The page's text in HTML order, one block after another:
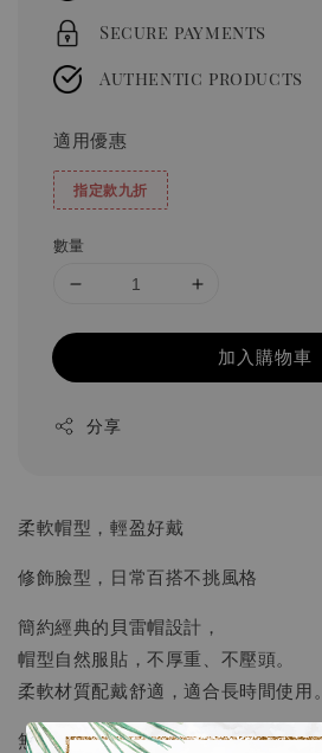
Secure payments
Authentic products
適用優惠
指定款九折
數量
加入購物車
分享
柔軟帽型，輕盈好戴
修飾臉型，日常百搭不挑風格
簡約經典的貝雷帽設計，
帽型自然服貼，不厚重、不壓頭。
柔軟材質配戴舒適，適合長時間使用。
無論搭配針織、外套或洋裝，